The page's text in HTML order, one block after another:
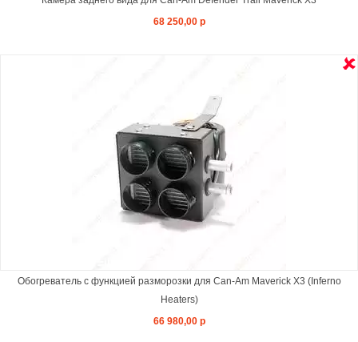
68 250,00 р
Обогреватель с функцией разморозки для Can-Am Maverick X3 (Inferno
Heaters)
66 980,00 р